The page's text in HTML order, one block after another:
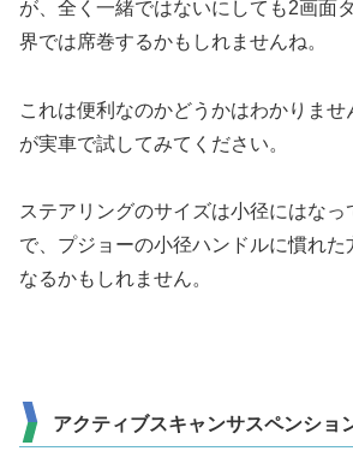
が、全く一緒ではないにしても2画面
界では席巻するかもしれませんね。
これは便利なのかどうかはわかりま
が実車で試してみてください。
ステアリングのサイズは小径にはなっ
で、プジョーの小径ハンドルに慣れた
なるかもしれません。
アクティブスキャンサスペンショ